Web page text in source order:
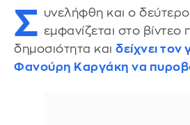
Σ υνελήφθη και ο
εμφανίζεται στο
δημοσιότητα και δείχνει
Φανούρη Καργάκη να